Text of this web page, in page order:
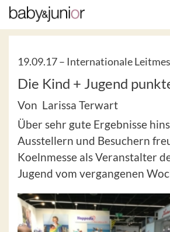
19.09.17 – Internationale
Die Kind + Jugend
Von Larissa Terwart
Über sehr gute Ergebnisse
Ausstellern und Besuchern
Koelnmesse als Veranstalter
Jugend vom vergangenen